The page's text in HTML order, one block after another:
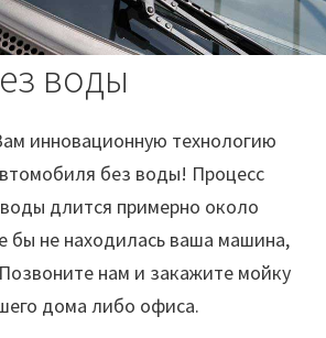
воды
инновационную технологию
без воды! Процесс
длится примерно около
бы не находилась ваша машина,
нам и закажите мойку
дома либо офиса.